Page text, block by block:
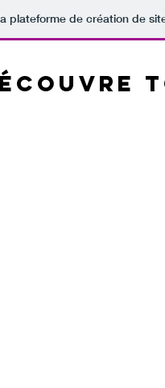
plateforme de création de